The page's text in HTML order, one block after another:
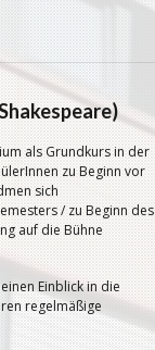
als Grundkurs in der
zu Beginn vor
sich
/ zu Beginn des
auf die Bühne
Einblick in die
regelmäßige